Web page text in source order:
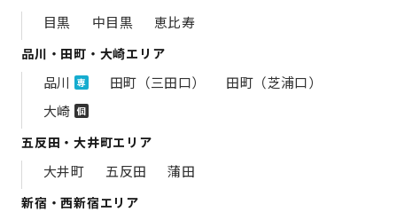
目黒 中目黒 恵比寿
品川・田町・大崎エリア
品川 専 田町（三田口）
田町（芝浦口）
大崎 個
五反田・大井町エリア
大井町 五反田 蒲田
新宿・西新宿エリア